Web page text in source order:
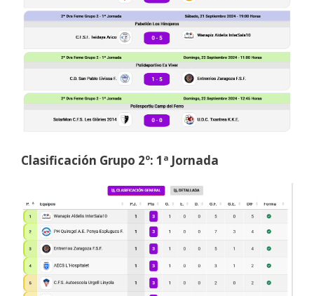
Clasificación Grupo 2º: 1ª Jornada